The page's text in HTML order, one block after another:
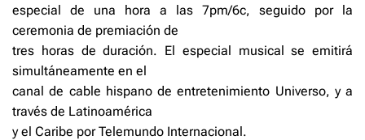
especial de una hora a las 7pm/6c, seguido por la
ceremonia de premiación de
tres horas de duración. El especial musical se emitirá
simultáneamente en el
canal de cable hispano de entretenimiento Universo, y a
través de Latinoamérica
y el Caribe por Telemundo Internacional.